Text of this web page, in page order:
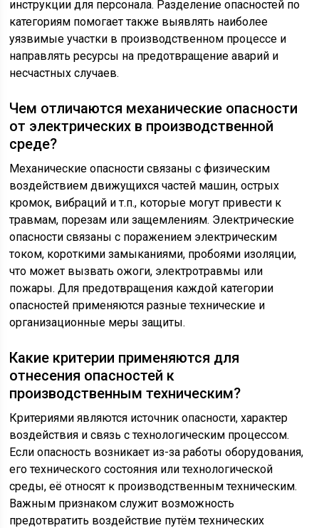
инструкции для персонала. Разделение опасностей по
категориям помогает также выявлять наиболее
уязвимые участки в производственном процессе и
направлять ресурсы на предотвращение аварий и
несчастных случаев.
Чем отличаются механические опасности
от электрических в производственной
среде?
Механические опасности связаны с физическим
воздействием движущихся частей машин, острых
кромок, вибраций и т.п., которые могут привести к
травмам, порезам или защемлениям. Электрические
опасности связаны с поражением электрическим
током, короткими замыканиями, пробоями изоляции,
что может вызвать ожоги, электротравмы или
пожары. Для предотвращения каждой категории
опасностей применяются разные технические и
организационные меры защиты.
Какие критерии применяются для
отнесения опасностей к
производственным техническим?
Критериями являются источник опасности, характер
воздействия и связь с технологическим процессом.
Если опасность возникает из-за работы оборудования,
его технического состояния или технологической
среды, её относят к производственным техническим.
Важным признаком служит возможность
предотвратить воздействие путём технических